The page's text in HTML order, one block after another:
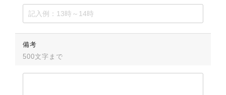
備考
500文字まで